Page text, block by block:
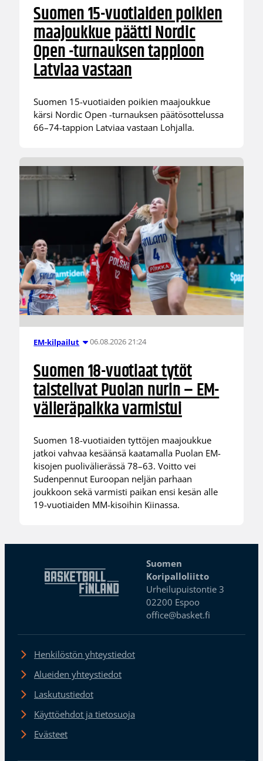
Suomen 15-vuotiaiden poikien
maajoukkue päätti Nordic
Open -turnauksen tappioon
Latviaa vastaan
Suomen 15-vuotiaiden poikien maajoukkue
kärsi Nordic Open -turnauksen päätösottelussa
66–74-tappion Latviaa vastaan Lohjalla.
EM-kilpailut 06.08.2026 21:24
Suomen 18-vuotiaat tytöt
taistelivat Puolan nurin – EM-
välieräpaikka varmistui
Suomen 18-vuotiaiden tyttöjen maajoukkue
jatkoi vahvaa kesäänsä kaatamalla Puolan EM-
kisojen puolivälierässä 78–63. Voitto vei
Sudenpennut Euroopan neljän parhaan
joukkoon sekä varmisti paikan ensi kesän alle
19-vuotiaiden MM-kisoihin Kiinassa.
Suomen
Koripalloliitto
Urheilupuistontie 3
02200 Espoo
office@basket.fi
Henkilöstön yhteystiedot
Alueiden yhteystiedot
Laskutustiedot
Käyttöehdot ja tietosuoja
Evästeet